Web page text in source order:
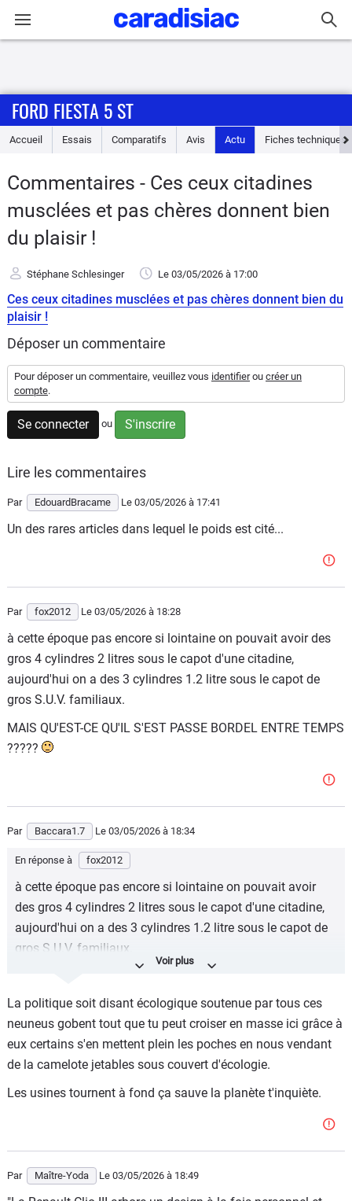
Accueil
Essais
Guide
d'achat
Electriques
Flottes
Auto
Services
Forum
Moto
FORD FIESTA 5 ST
Accueil Essais Comparatifs Avis Actu Fiches techniques
Commentaires - Ces ceux citadines
musclées et pas chères donnent bien
du plaisir !
Stéphane Schlesinger Le 03/05/2026 à 17:00
Ces ceux citadines musclées et pas chères donnent bien du
plaisir !
Déposer un commentaire
Pour déposer un commentaire, veuillez vous identifierou créer un
compte.
Se connecter ou S'inscrire
Lire les commentaires
Par EdouardBracame Le 03/05/2026 à 17:41
Un des rares articles dans lequel le poids est cité...
Par fox2012 Le 03/05/2026 à 18:28
à cette époque pas encore si lointaine on pouvait avoir des
gros 4 cylindres 2 litres sous le capot d'une citadine,
aujourd'hui on a des 3 cylindres 1.2 litre sous le capot de
gros S.U.V. familiaux.
MAIS QU'EST-CE QU'IL S'EST PASSE BORDEL ENTRE TEMPS
?????
Par Baccara1.7 Le 03/05/2026 à 18:34
En réponse à fox2012
à cette époque pas encore si lointaine on pouvait avoir
des gros 4 cylindres 2 litres sous le capot d'une citadine,
aujourd'hui on a des 3 cylindres 1.2 litre sous le capot de
gros S.U.V. familiaux.
TEMPS ?????
La politique soit disant écologique soutenue par tous ces
neuneus gobent tout que tu peut croiser en masse ici grâce à
eux certains s'en mettent plein les poches en nous vendant
de la camelote jetables sous couvert d'écologie.
Les usines tournent à fond ça sauve la planète t'inquiète.
Par Maître-Yoda Le 03/05/2026 à 18:49